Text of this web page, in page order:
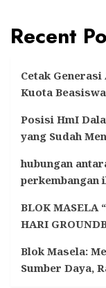
Recent
Cetak
Kuota
Posisi HmI
yang Sudah
hubungan
perkembangan
BLOK MASELA
HARI
Blok Masela:
Sumber Daya,